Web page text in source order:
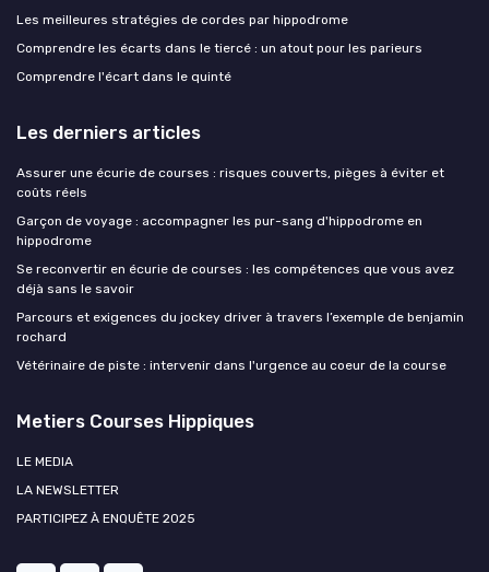
Les meilleures stratégies de cordes par hippodrome
Comprendre les écarts dans le tiercé : un atout pour les parieurs
Comprendre l'écart dans le quinté
Les derniers articles
Assurer une écurie de courses : risques couverts, pièges à éviter et
coûts réels
Garçon de voyage : accompagner les pur-sang d'hippodrome en
hippodrome
Se reconvertir en écurie de courses : les compétences que vous avez
déjà sans le savoir
Parcours et exigences du jockey driver à travers l’exemple de benjamin
rochard
Vétérinaire de piste : intervenir dans l'urgence au coeur de la course
Metiers Courses Hippiques
LE MEDIA
LA NEWSLETTER
PARTICIPEZ À ENQUÊTE 2025